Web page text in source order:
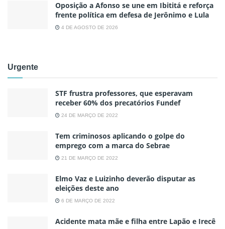
Oposição a Afonso se une em Ibititá e reforça
frente política em defesa de Jerônimo e Lula
4 DE AGOSTO DE 2026
Urgente
STF frustra professores, que esperavam
receber 60% dos precatórios Fundef
24 DE MARÇO DE 2022
Tem criminosos aplicando o golpe do
emprego com a marca do Sebrae
21 DE MARÇO DE 2022
Elmo Vaz e Luizinho deverão disputar as
eleições deste ano
6 DE MARÇO DE 2022
Acidente mata mãe e filha entre Lapão e Irecê